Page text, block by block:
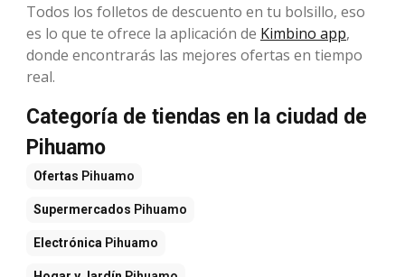
Todos los folletos de descuento en tu bolsillo, eso
es lo que te ofrece la aplicación de Kimbino app,
donde encontrarás las mejores ofertas en tiempo
real.
Categoría de tiendas en la ciudad de
Pihuamo
Ofertas Pihuamo
Supermercados Pihuamo
Electrónica Pihuamo